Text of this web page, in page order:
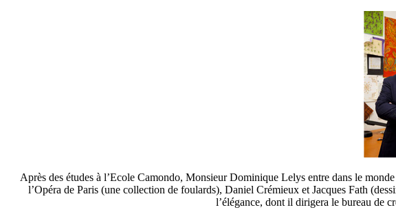
Après des études à l’Ecole Camondo, Monsieur Dominique Lelys entre dans le
l’Opéra de Paris (une collection de foulards), Daniel Crémieux et Jacques Fath
l’élégance, dont il dirigera le bureau de